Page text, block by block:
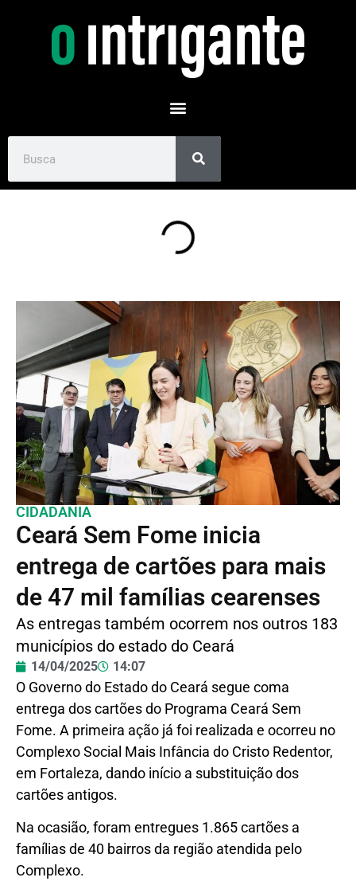
CIDADANIA
Ceará Sem Fome inicia
entrega de cartões para mais
de 47 mil famílias cearenses
As entregas também ocorrem nos outros 183
municípios do estado do Ceará
14/04/2025 14:07
O Governo do Estado do Ceará segue coma
entrega dos cartões do Programa Ceará Sem
Fome. A primeira ação já foi realizada e ocorreu no
Complexo Social Mais Infância do Cristo Redentor,
em Fortaleza, dando início a substituição dos
cartões antigos.
Na ocasião, foram entregues 1.865 cartões a
famílias de 40 bairros da região atendida pelo
Complexo.